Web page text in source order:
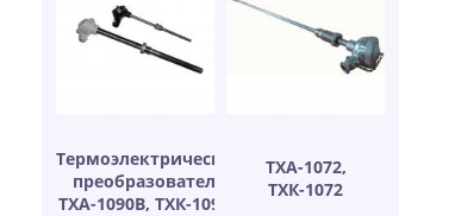
Термоэлектрические
преобразователи
ТХА-1090В, ТХК-1090В
ТХА-1072,
ТХК-1072